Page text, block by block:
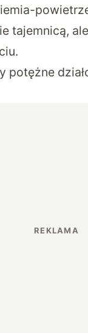
tajemnicą,
potężne